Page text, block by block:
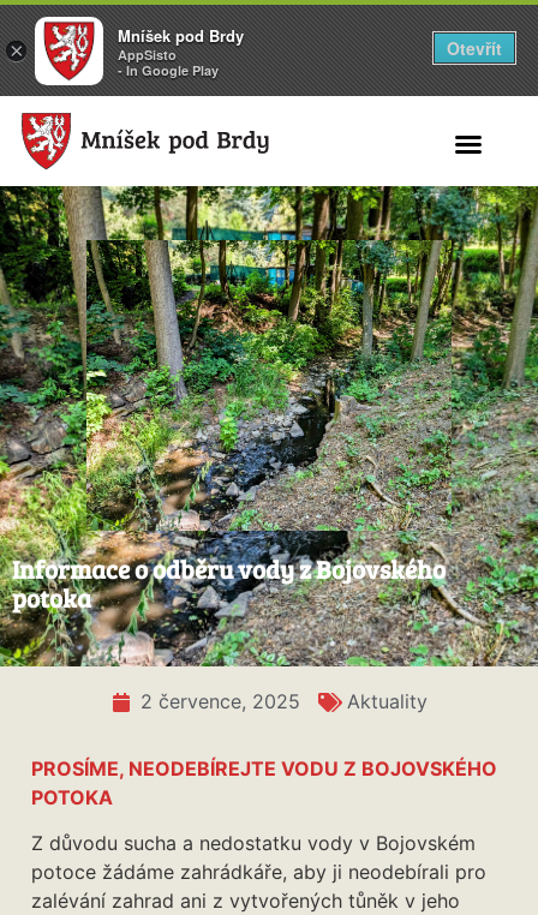
Informace o odběru vody z Bojovského
potoka
2 července, 2025 Aktuality
PROSÍME, NEODEBÍREJTE VODU Z BOJOVSKÉHO
POTOKA
Z důvodu sucha a nedostatku vody v Bojovském
potoce žádáme zahrádkáře, aby ji neodebírali pro
zalévání zahrad ani z vytvořených tůněk v jeho
×
Mníšek pod Brdy
AppSisto
- In Google Play
Otevřít